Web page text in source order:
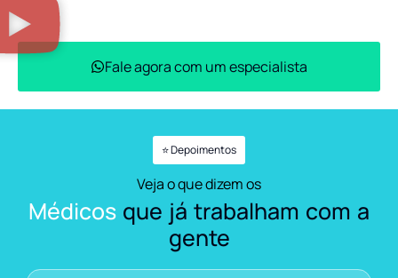
Fale agora com um especialista
⭐ Depoimentos
Veja o que dizem os
Médicos que já trabalham com a
gente